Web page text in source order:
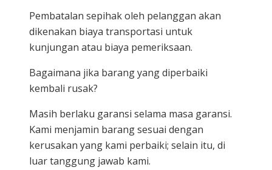
Pembatalan sepihak oleh pelanggan akan
dikenakan biaya transportasi untuk
kunjungan atau biaya pemeriksaan.
Bagaimana jika barang yang diperbaiki
kembali rusak?
Masih berlaku garansi selama masa garansi.
Kami menjamin barang sesuai dengan
kerusakan yang kami perbaiki; selain itu, di
luar tanggung jawab kami.